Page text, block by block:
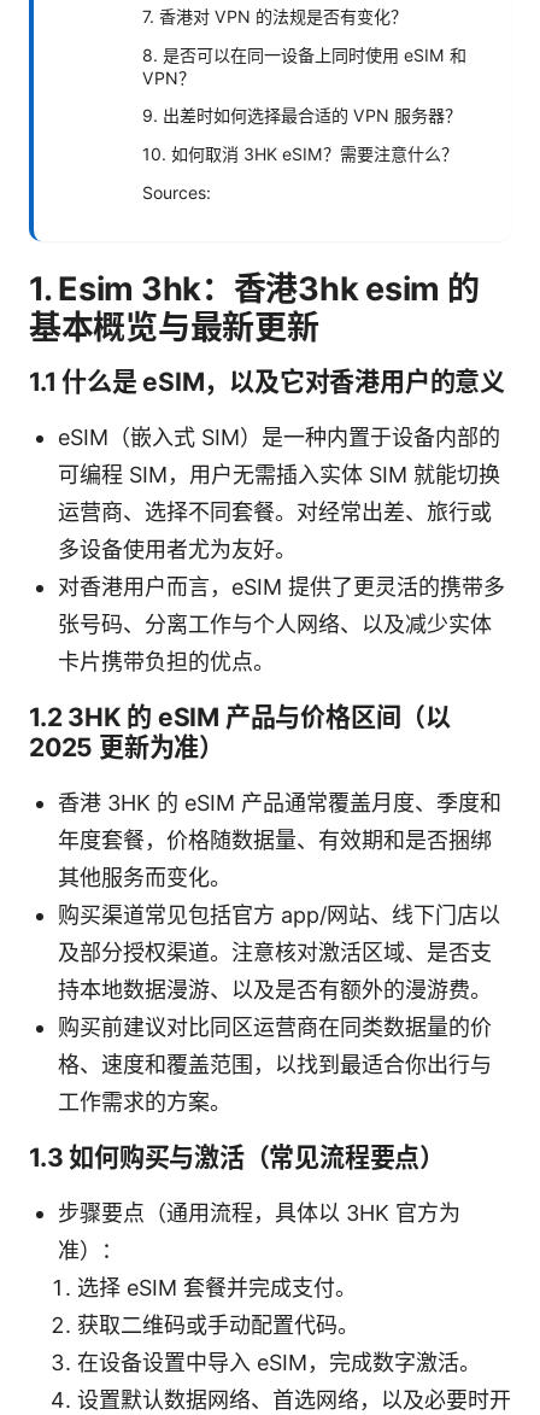
7. 香港对 VPN 的法规是否有变化？
8. 是否可以在同一设备上同时使用 eSIM 和
VPN？
9. 出差时如何选择最合适的 VPN 服务器？
10. 如何取消 3HK eSIM？需要注意什么？
Sources:
1. Esim 3hk：香港3hk esim 的
基本概览与最新更新
1.1 什么是 eSIM，以及它对香港用户的意义
eSIM（嵌入式 SIM）是一种内置于设备内部的
可编程 SIM，用户无需插入实体 SIM 就能切换
运营商、选择不同套餐。对经常出差、旅行或
多设备使用者尤为友好。
对香港用户而言，eSIM 提供了更灵活的携带多
张号码、分离工作与个人网络、以及减少实体
卡片携带负担的优点。
1.2 3HK 的 eSIM 产品与价格区间（以
2025 更新为准）
香港 3HK 的 eSIM 产品通常覆盖月度、季度和
年度套餐，价格随数据量、有效期和是否捆绑
其他服务而变化。
购买渠道常见包括官方 app/网站、线下门店以
及部分授权渠道。注意核对激活区域、是否支
持本地数据漫游、以及是否有额外的漫游费。
购买前建议对比同区运营商在同类数据量的价
格、速度和覆盖范围，以找到最适合你出行与
工作需求的方案。
1.3 如何购买与激活（常见流程要点）
步骤要点（通用流程，具体以 3HK 官方为
准）：
选择 eSIM 套餐并完成支付。
获取二维码或手动配置代码。
在设备设置中导入 eSIM，完成数字激活。
设置默认数据网络、首选网络，以及必要时开